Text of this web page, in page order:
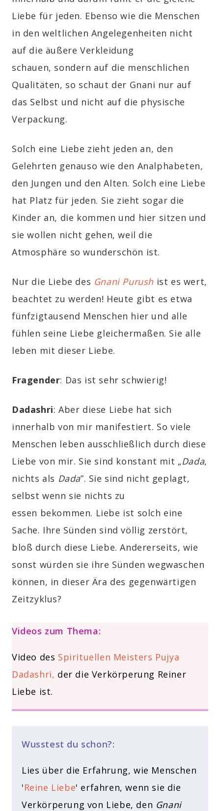
Liebe für jeden. Ebenso wie die Menschen
in den weltlichen Angelegenheiten nicht
auf die äußere Verkleidung
schauen, sondern auf die menschlichen
Qualitäten, so schaut der Gnani nur auf
das Selbst und nicht auf die physische
Verpackung.
Solch eine Liebe zieht jeden an, den
Gelehrten genauso wie den Analphabeten,
den Jungen und den Alten. Solch eine Liebe
hat Platz für jeden. Sie zieht sogar die
Kinder an, die kommen und hier sitzen und
sie wollen nicht gehen, weil die
Atmosphäre so wunderschön ist.
Nur die Liebe des Gnani Purush ist es wert,
beachtet zu werden! Heute gibt es etwa
fünfzigtausend Menschen hier und alle
fühlen seine Liebe gleichermaßen. Sie alle
leben mit dieser Liebe.
Fragender: Das ist sehr schwierig!
Dadashri: Aber diese Liebe hat sich
innerhalb von mir manifestiert. So viele
Menschen leben ausschließlich durch diese
Liebe von mir. Sie sind konstant mit „Dada,
nichts als Dada”. Sie sind nicht geplagt,
selbst wenn sie nichts zu
essen bekommen. Liebe ist solch eine
Sache. Ihre Sünden sind völlig zerstört,
bloß durch diese Liebe. Andererseits, wie
sonst würden sie ihre Sünden wegwaschen
können, in dieser Ära des gegenwärtigen
Zeitzyklus?
Videos zum Thema:
Video des Spirituellen Meisters Pujya
Dadashri, der die Verkörperung Reiner
Liebe ist.
Wusstest du schon?:
Lies über die Erfahrung, wie Menschen
'Reine Liebe' erfahren, wenn sie die
Verkörperung von Liebe, den Gnani